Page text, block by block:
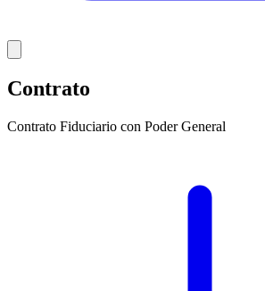
Contrato
Contrato Fiduciario con Poder General